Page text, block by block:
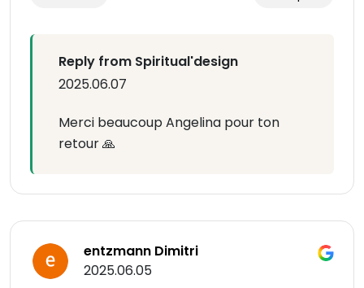
Reply from Spiritual'design
2025.06.07
Merci beaucoup Angelina pour ton
retour 🙏
entzmann Dimitri
2025.06.05